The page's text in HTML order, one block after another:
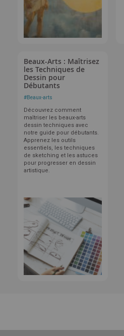
Beaux-Arts : Maîtrisez
les Techniques de
Dessin pour
Débutants
#Beaux-arts
Découvrez comment
maîtriser les beaux-arts
dessin techniques avec
notre guide pour débutants.
Apprenez les outils
essentiels, les techniques
de sketching et les astuces
pour progresser en dessin
artistique.